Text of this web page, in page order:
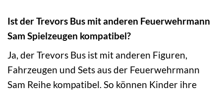
Ist der Trevors Bus mit anderen Feuerwehrmann
Sam Spielzeugen kompatibel?
Ja, der Trevors Bus ist mit anderen Figuren,
Fahrzeugen und Sets aus der Feuerwehrmann
Sam Reihe kompatibel. So können Kinder ihre